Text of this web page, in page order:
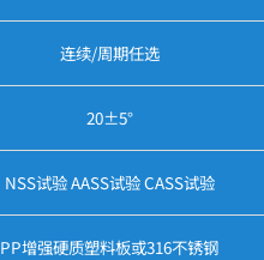
连续/周期任选
20±5°
NSS试验 AASS试验 CASS试验
PP增强硬质塑料板或316不锈钢